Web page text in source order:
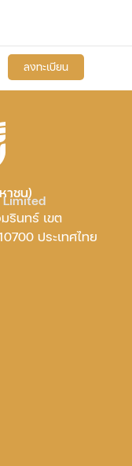
ลงทะเบียน
าชน)
Limited
รินทร์ เขต
ประเทศไทย